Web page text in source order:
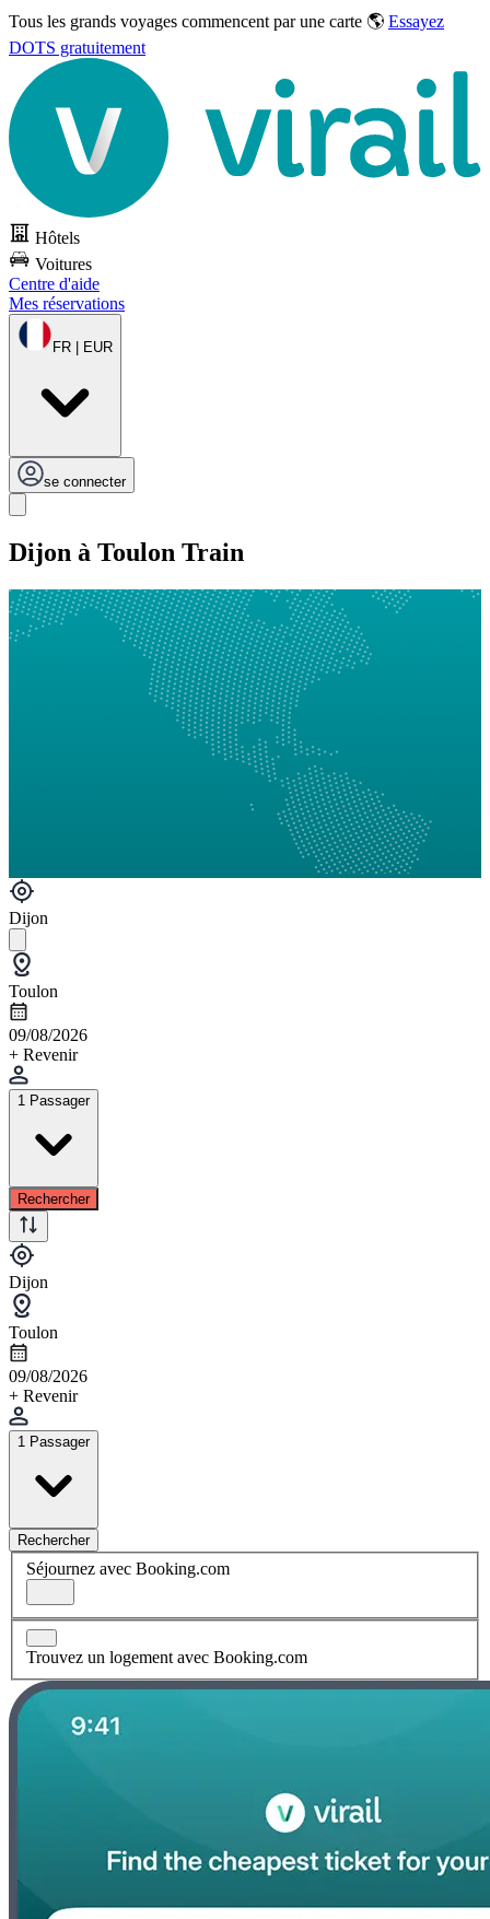
Tous les grands voyages commencent par une carte 🌎 Essayez
DOTS gratuitement
Hôtels
Voitures
Centre d'aide
Mes réservations
FR | EUR
se connecter
Dijon à Toulon Train
Dijon
Toulon
09/08/2026
+ Revenir
1 Passager
Rechercher
Dijon
Toulon
09/08/2026
+ Revenir
1 Passager
Rechercher
Séjournez avec Booking.com
Trouvez un logement avec Booking.com